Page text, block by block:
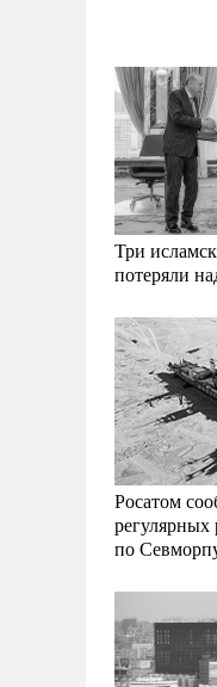
Три
потеряли
Росатом
регулярных
по